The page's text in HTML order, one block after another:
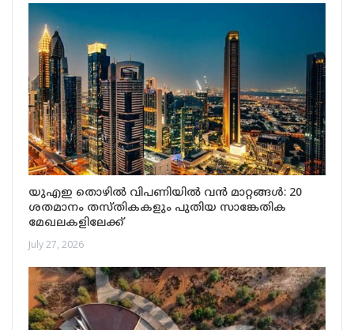
യുഎഇ തൊഴിൽ വിപണിയിൽ വൻ മാറ്റങ്ങൾ: 20
ശതമാനം തസ്തികകളും പുതിയ സാങ്കേതിക
മേഖലകളിലേക്ക്
July 27, 2026